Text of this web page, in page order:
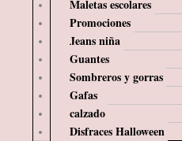
Maletas escolares
Promociones
Jeans niña
Guantes
Sombreros y gorras
Gafas
calzado
Disfraces Halloween